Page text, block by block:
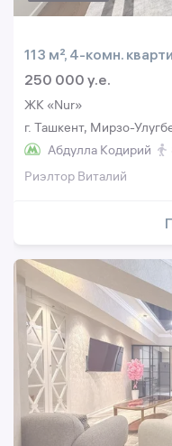
113 м², 4-комн.
250 000 y.e.
ЖК «Nur»
г. Ташкент, Мирзо-
Абдулла Кодирий
Риэлтор Виталий